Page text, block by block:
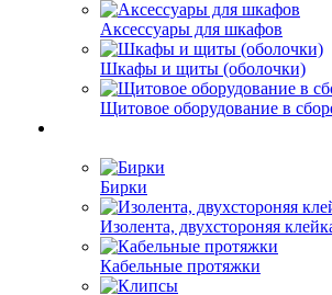
Аксессуары для шкафов
Шкафы и щиты (оболочки)
Щитовое оборудование в
Бирки
Изолента, двухстороняя
Кабельные протяжки